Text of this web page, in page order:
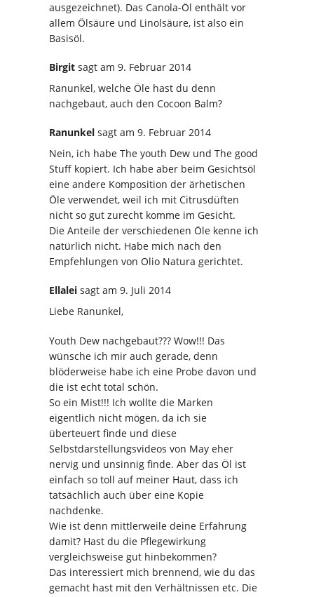
ausgezeichnet). Das Canola-Öl enthält vor
allem Ölsäure und Linolsäure, ist also ein
Basisöl.
Birgit sagt am 9. Februar 2014
Ranunkel, welche Öle hast du denn
nachgebaut, auch den Cocoon Balm?
Ranunkel sagt am 9. Februar 2014
Nein, ich habe The youth Dew und The good
Stuff kopiert. Ich habe aber beim Gesichtsöl
eine andere Komposition der ärhetischen
Öle verwendet, weil ich mit Citrusdüften
nicht so gut zurecht komme im Gesicht.
Die Anteile der verschiedenen Öle kenne ich
natürlich nicht. Habe mich nach den
Empfehlungen von Olio Natura gerichtet.
Ellalei sagt am 9. Juli 2014
Liebe Ranunkel,
Youth Dew nachgebaut??? Wow!!! Das
wünsche ich mir auch gerade, denn
blöderweise habe ich eine Probe davon und
die ist echt total schön.
So ein Mist!!! Ich wollte die Marken
eigentlich nicht mögen, da ich sie
überteuert finde und diese
Selbstdarstellungsvideos von May eher
nervig und unsinnig finde. Aber das Öl ist
einfach so toll auf meiner Haut, dass ich
tatsächlich auch über eine Kopie
nachdenke.
Wie ist denn mittlerweile deine Erfahrung
damit? Hast du die Pflegewirkung
vergleichsweise gut hinbekommen?
Das interessiert mich brennend, wie du das
gemacht hast mit den Verhältnissen etc. Die